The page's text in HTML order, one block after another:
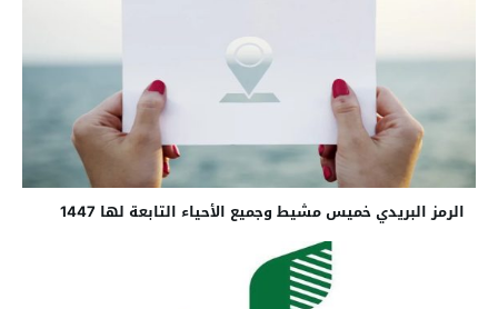
الرمز البريدي خميس مشيط وجميع الأحياء التابعة لها 1447